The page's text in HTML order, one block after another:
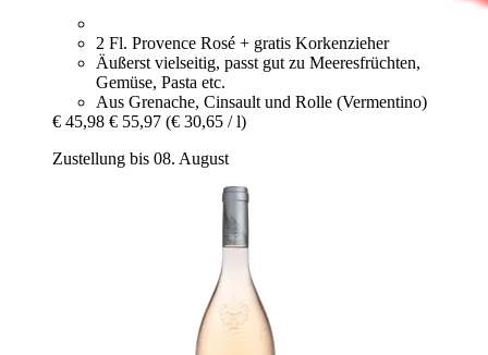
2 Fl. Provence Rosé + gratis Korkenzieher
Äußerst vielseitig, passt gut zu Meeresfrüchten,
Gemüse, Pasta etc.
Aus Grenache, Cinsault und Rolle (Vermentino)
€ 45,98 € 55,97 (€ 30,65 / l)
Zustellung bis 08. August